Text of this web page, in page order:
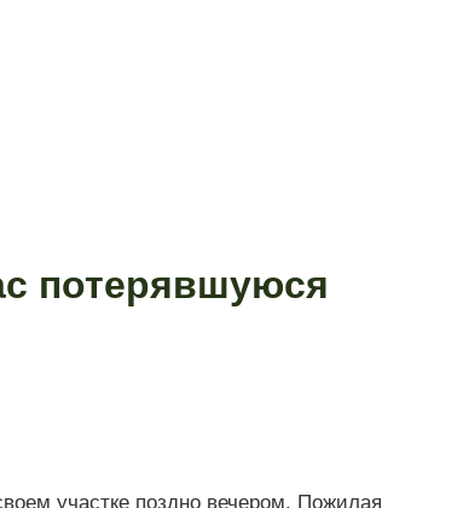
потерявшуюся
участке поздно вечером. Пожилая